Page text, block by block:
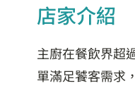
店家介紹
主廚在餐飲界超
單滿足饕客需求